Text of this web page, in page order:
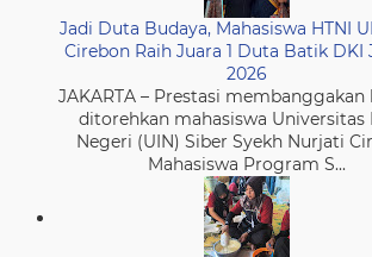
Jadi Duta Budaya, Mahasiswa HTNI
Cirebon Raih Juara 1 Duta Batik DKI
2026
JAKARTA – Prestasi membanggakan
ditorehkan mahasiswa Universitas
Negeri (UIN) Siber Syekh Nurjati
Mahasiswa Program S...